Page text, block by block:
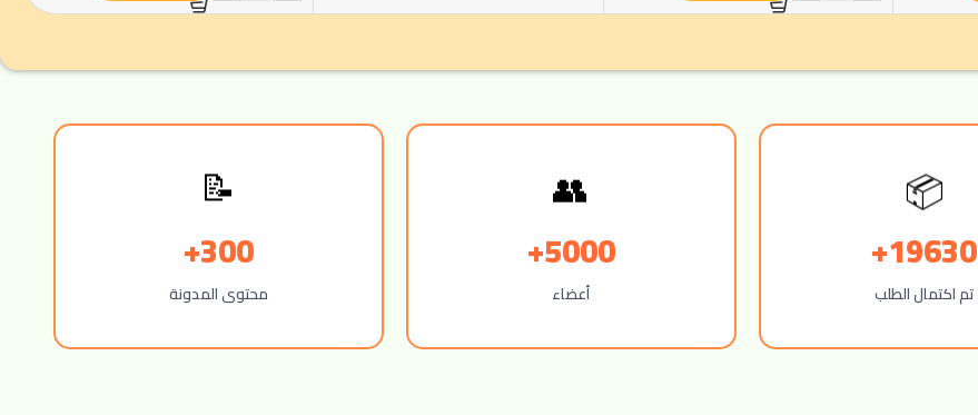
📦
19630+
تم اكتمال الطلب
👥
5000+
أعضاء
📝
300+
محتوى المدونة